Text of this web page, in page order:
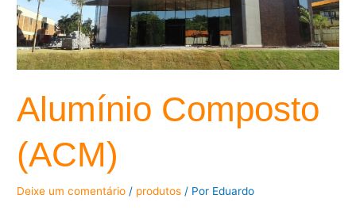
Alumínio Composto
(ACM)
Deixe um comentário / produtos / Por Eduardo